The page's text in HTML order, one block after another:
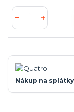
Nákup na splátky